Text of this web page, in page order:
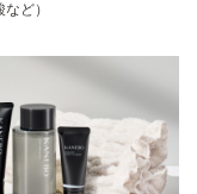
ど）